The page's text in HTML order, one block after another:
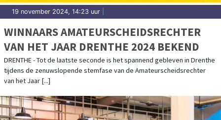
19 november 2024, 14:23 uur
WINNAARS AMATEURSCHEIDSRECHTER
VAN HET JAAR DRENTHE 2024 BEKEND
DRENTHE - Tot de laatste seconde is het spannend gebleven in Drenthe
tijdens de zenuwslopende stemfase van de Amateurscheidsrechter
van het Jaar [...]